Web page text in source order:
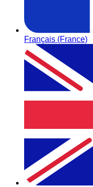
Français (France)